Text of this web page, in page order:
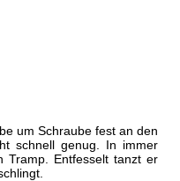
um Schraube fest an den
schnell genug. In immer
Tramp. Entfesselt tanzt er